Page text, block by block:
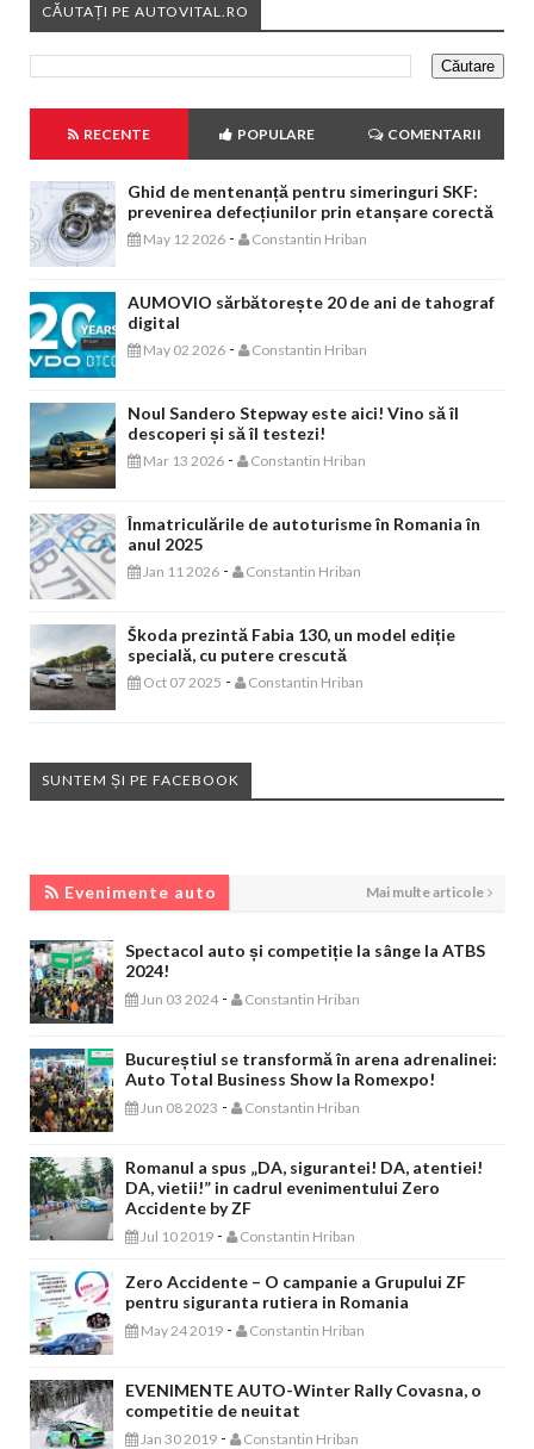
CĂUTAȚI PE AUTOVITAL.RO
RECENTE POPULARE COMENTARII
Ghid de mentenanță pentru simeringuri SKF:
prevenirea defecțiunilor prin etanșare corectă
May 12 2026 - Constantin Hriban
AUMOVIO sărbătorește 20 de ani de tahograf
digital
May 02 2026 - Constantin Hriban
Noul Sandero Stepway este aici! Vino să îl
descoperi și să îl testezi!
Mar 13 2026 - Constantin Hriban
Înmatriculările de autoturisme în Romania în
anul 2025
Jan 11 2026 - Constantin Hriban
Škoda prezintă Fabia 130, un model ediție
specială, cu putere crescută
Oct 07 2025 - Constantin Hriban
SUNTEM ȘI PE FACEBOOK
Evenimente auto Mai multe articole
Spectacol auto și competiție la sânge la ATBS
2024!
Jun 03 2024 - Constantin Hriban
Bucureștiul se transformă în arena adrenalinei:
Auto Total Business Show la Romexpo!
Jun 08 2023 - Constantin Hriban
Romanul a spus „DA, sigurantei! DA, atentiei!
DA, vietii!” in cadrul evenimentului Zero
Accidente by ZF
Jul 10 2019 - Constantin Hriban
Zero Accidente – O campanie a Grupului ZF
pentru siguranta rutiera in Romania
May 24 2019 - Constantin Hriban
EVENIMENTE AUTO-Winter Rally Covasna, o
competitie de neuitat
Jan 30 2019 - Constantin Hriban